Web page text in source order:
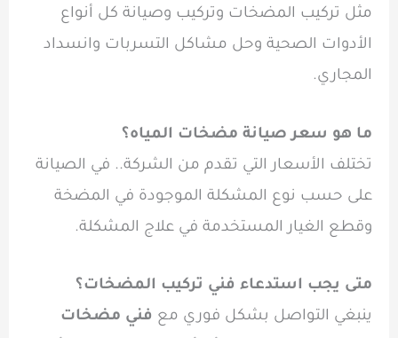
مثل تركيب المضخات وتركيب وصيانة كل أنواع
الأدوات الصحية وحل مشاكل التسربات وانسداد
المجاري.
ما هو سعر صيانة مضخات المياه؟
تختلف الأسعار التي تقدم من الشركة.. في الصيانة
على حسب نوع المشكلة الموجودة في المضخة
وقطع الغيار المستخدمة في علاج المشكلة.
متى يجب استدعاء فني تركيب المضخات؟
ينبغي التواصل بشكل فوري مع فني مضخات